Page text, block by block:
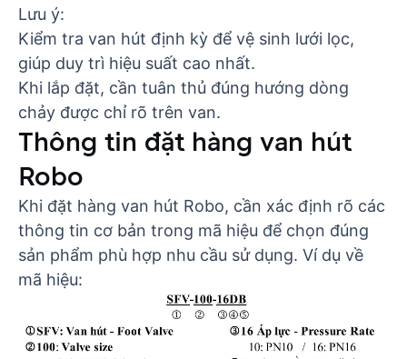
Lưu ý:
Kiểm tra van hút định kỳ để vệ sinh lưới lọc,
giúp duy trì hiệu suất cao nhất.
Khi lắp đặt, cần tuân thủ đúng hướng dòng
chảy được chỉ rõ trên van.
Thông tin đặt hàng van hút
Robo
Khi đặt hàng van hút Robo, cần xác định rõ các
thông tin cơ bản trong mã hiệu để chọn đúng
sản phẩm phù hợp nhu cầu sử dụng. Ví dụ về
mã hiệu: